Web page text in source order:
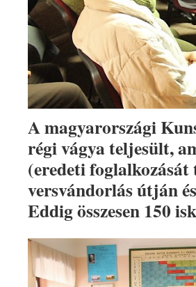
A magyarországi
régi vágya teljesült,
(eredeti
versvándorlás útján
Eddig összesen 150